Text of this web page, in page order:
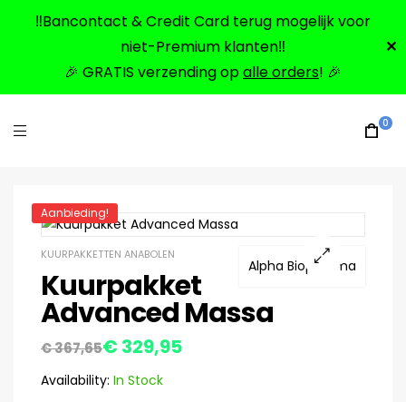
‼️Bancontact & Credit Card terug mogelijk voor
niet-Premium klanten‼️
🎉 GRATIS verzending opalle orders! 🎉
✕
0
Aanbieding!
Alpha Biopharma
KUURPAKKETTEN ANABOLEN
Kuurpakket
Advanced Massa
€367,65€ 329,95
Availability: In Stock